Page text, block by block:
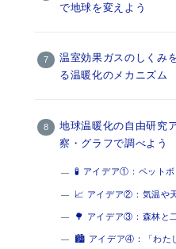
で地球を変えよう
温室効果ガスのしくみ
る温暖化のメカニズム
地球温暖化の自由研究
察・グラフで調べよう
🧪 アイデア①：ペット
📈 アイデア②：気温や
🌳 アイデア③：森林と
🏙 アイデア④：「わた